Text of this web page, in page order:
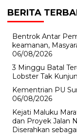
BERITA
Bentrok Antar
keamanan,
06/08/2026
3 Minggu Batal
Lobster Tak
Kementrian PU
06/08/2026
Kejati Maluku
dan Proyek Jalan
Diserahkan